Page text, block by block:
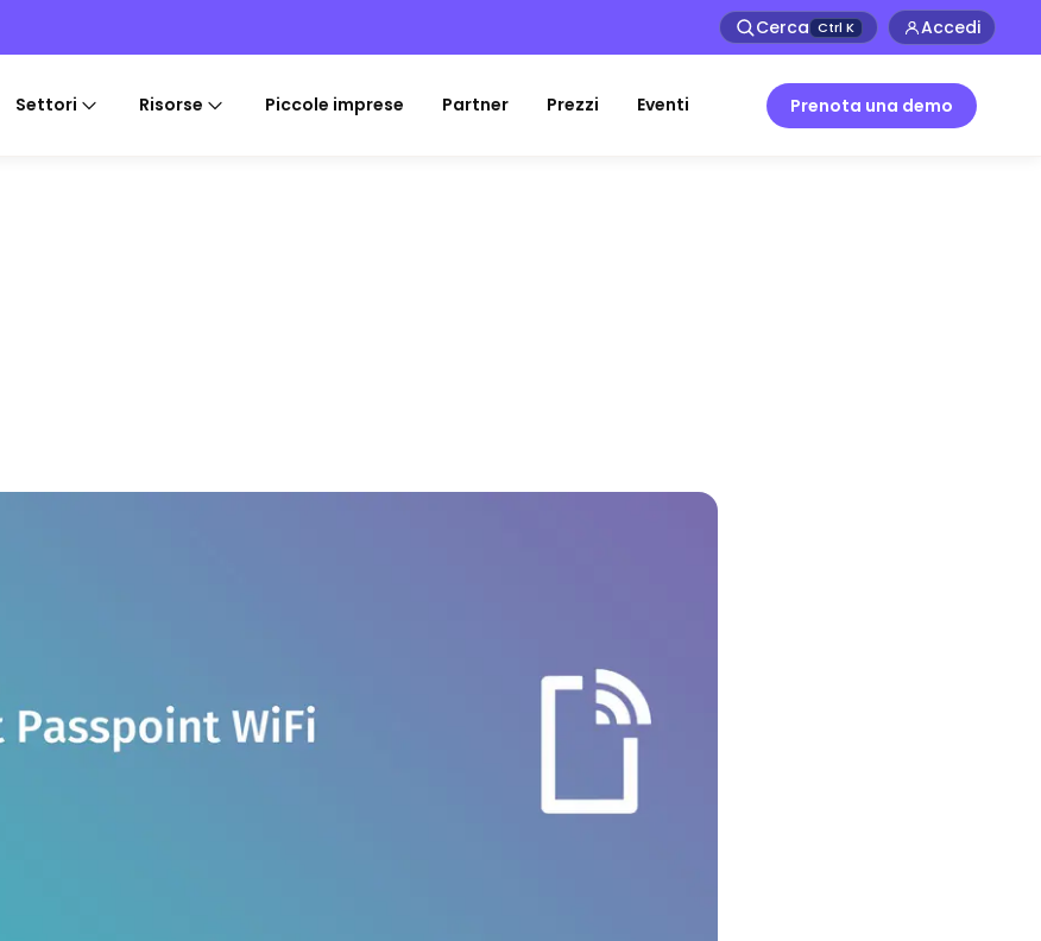
Cerca Ctrl K Accedi
Settori Risorse Piccole imprese Partner Prezzi Eventi Prenota una demo